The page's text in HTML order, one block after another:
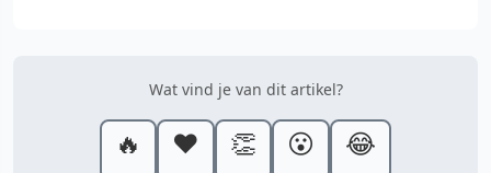
Wat vind je van dit artikel?
🔥 ❤️ 👏 😮 😂